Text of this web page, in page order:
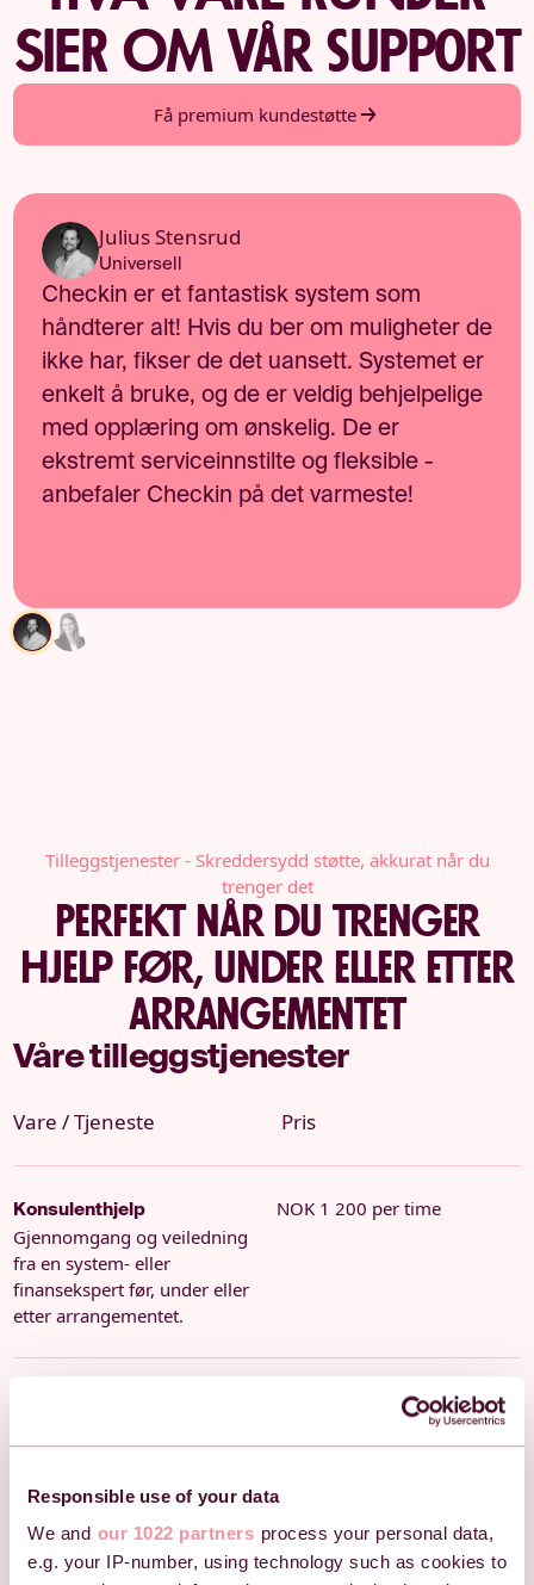
Responsible use of your data
We and our 1022 partners process your personal data,
e.g. your IP-number, using technology such as cookies to
SIER OM vår support
Få premium kundestøtte
Julius Stensrud
Universell
Checkin er et fantastisk system som
håndterer alt! Hvis du ber om muligheter de
ikke har, fikser de det uansett. Systemet er
enkelt å bruke, og de er veldig behjelpelige
med opplæring om ønskelig. De er
ekstremt serviceinnstilte og fleksible -
anbefaler Checkin på det varmeste!
Tilleggstjenester - Skreddersydd støtte, akkurat når du
trenger det
Perfekt når du trenger
hjelp før, under eller etter
arrangementet
Våre tilleggstjenester
Vare / Tjeneste Pris
Konsulenthjelp
Gjennomgang og veiledning
fra en system- eller
finansekspert før, under eller
etter arrangementet.
NOK 1 200 per time
sponsorer? Vi importerer
de riktige billettene og den
riktige informasjonen.
Fra 1200 kroner per import